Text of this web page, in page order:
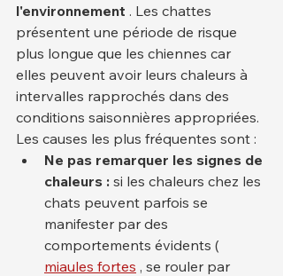
l'environnement . Les chattes
présentent une période de risque
plus longue que les chiennes car
elles peuvent avoir leurs chaleurs à
intervalles rapprochés dans des
conditions saisonnières appropriées.
Les causes les plus fréquentes sont :
Ne pas remarquer les signes de
chaleurs : si les chaleurs chez les
chats peuvent parfois se
manifester par des
comportements évidents (
miaules fortes , se rouler par